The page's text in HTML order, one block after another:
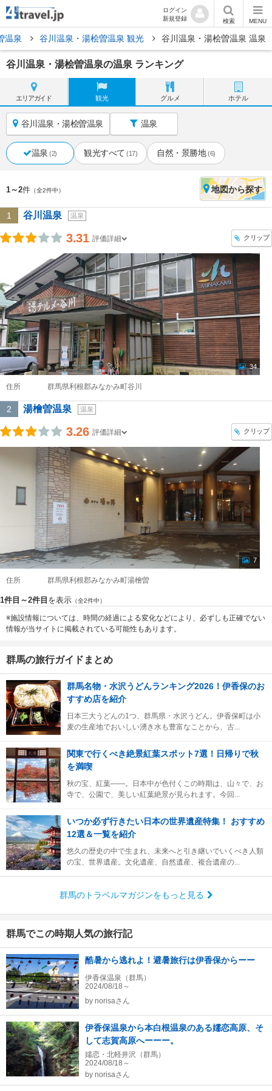
ログイン
新規登録
検索 MENU
温泉 谷川温泉・湯桧曽温泉 観光 谷川温泉・湯桧曽温泉 温泉
谷川温泉・湯桧曽温泉の温泉 ランキング
エリアガイド 観光 グルメ ホテル
谷川温泉・湯桧曽温泉 温泉
温泉 (2) 観光すべて (17) 自然・景勝地 (6)
1～2件 （全2件中） 地図から探す
1 谷川温泉 温泉
3.31 評価詳細 クリップ
34
住所 群馬県利根郡みなかみ町谷川
2 湯檜曽温泉 温泉
3.26 評価詳細 クリップ
7
住所 群馬県利根郡みなかみ町湯檜曽
1件目～2件目 を表示 （全2件中）
※施設情報については、時間の経過による変化などにより、必ずしも正確でない
情報が当サイトに掲載されている可能性もあります。
群馬の旅行ガイドまとめ
群馬名物・水沢うどんランキング2026！伊香保のお
すすめ店を紹介
日本三大うどんの1つ、群馬県・水沢うどん。伊香保町は小
麦の生産地でおいしい湧き水も豊富なことから、古...
関東で行くべき絶景紅葉スポット7選！日帰りで秋
を満喫
秋の宝、紅葉――。日本中が色付くこの時期は、山々で、お
寺で、公園で、美しい紅葉絶景が見られます。今回...
いつか必ず行きたい日本の世界遺産特集！ おすすめ
12選＆一覧を紹介
悠久の歴史の中で生まれ、未来へと引き継いでいくべき人類
の宝、世界遺産。文化遺産、自然遺産、複合遺産の...
群馬のトラベルマガジンをもっと見る
群馬でこの時期人気の旅行記
酷暑から逃れよ！避暑旅行は伊香保からーー
伊香保温泉（群馬）
2024/08/18～
by norisaさん
伊香保温泉から本白根温泉のある嬬恋高原、そ
して志賀高原へーーー。
嬬恋・北軽井沢（群馬）
2024/08/18～
by norisaさん